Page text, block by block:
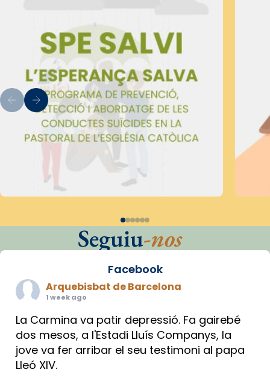
Seguiu-nos
Facebook
Arquebisbat de Barcelona
1 week ago
La Carmina va patir depressió. Fa gairebé
dos mesos, a l'Estadi Lluís Companys, la
jove va fer arribar el seu testimoni al papa
Lleó XIV.